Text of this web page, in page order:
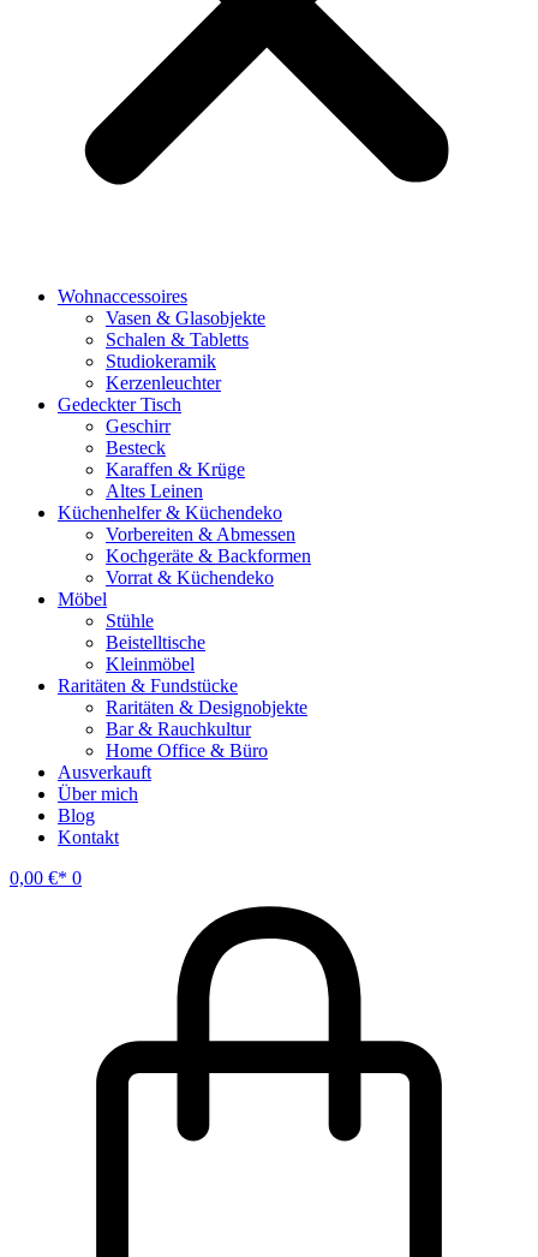
Wohnaccessoires
Vasen & Glasobjekte
Schalen & Tabletts
Studiokeramik
Kerzenleuchter
Gedeckter Tisch
Geschirr
Besteck
Karaffen & Krüge
Altes Leinen
Küchenhelfer & Küchendeko
Vorbereiten & Abmessen
Kochgeräte & Backformen
Vorrat & Küchendeko
Möbel
Stühle
Beistelltische
Kleinmöbel
Raritäten & Fundstücke
Raritäten & Designobjekte
Bar & Rauchkultur
Home Office & Büro
Ausverkauft
Über mich
Blog
Kontakt
0,00 € 0